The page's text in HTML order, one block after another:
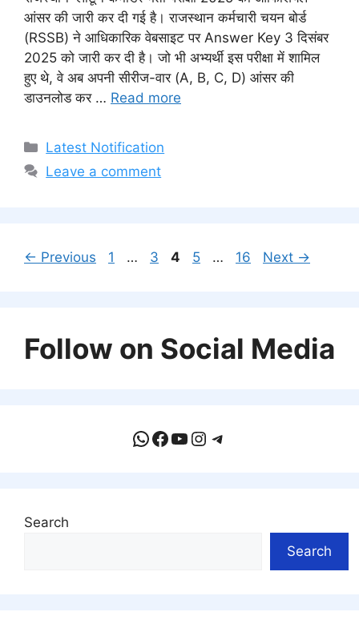
आंसर की जारी कर दी गई है। राजस्थान कर्मचारी चयन बोर्ड
(RSSB) ने आधिकारिक वेबसाइट पर Answer Key 3 दिसंबर
2025 को जारी कर दी है। जो भी अभ्यर्थी इस परीक्षा में शामिल
हुए थे, वे अब अपनी सीरीज-वार (A, B, C, D) आंसर की
डाउनलोड कर … Read more
Categories
Latest Notification
Leave a comment
← Previous Page
1 … Page
3 Page
4 Page
5 … Page
16 Next →
Follow on Social Media
WhatsApp
Facebook
YouTube
Instagram
Telegram
Search
Search